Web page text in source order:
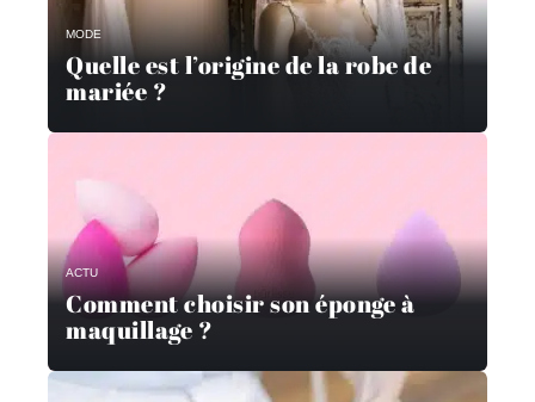
MODE
Quelle est l’origine de la robe de
mariée ?
ACTU
Comment choisir son éponge à
maquillage ?